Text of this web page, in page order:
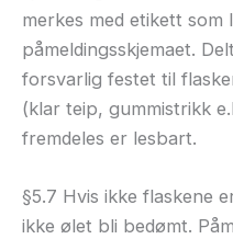
merkes med etikett som
påmeldingsskjemaet.
forsvarlig festet til
(klar teip, gummistrikk
fremdeles er lesbart.
§5.7 Hvis ikke flaskene
ikke ølet bli bedømt.